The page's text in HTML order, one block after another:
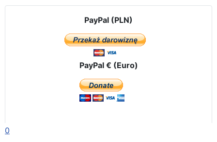
0
PayPal (PLN)
PayPal € (Euro)